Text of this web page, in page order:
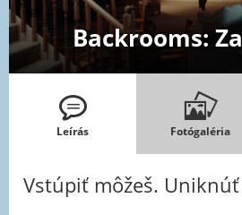
Backrooms:
Leírás Fotógaléria
Vstúpiť môžeš.